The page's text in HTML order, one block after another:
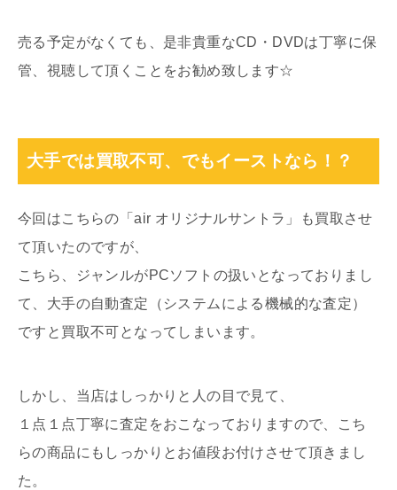
売る予定がなくても、是非貴重なCD・DVDは丁寧に保
管、視聴して頂くことをお勧め致します☆
大手では買取不可、でもイーストなら！？
今回はこちらの「air オリジナルサントラ」も買取させ
て頂いたのですが、
こちら、ジャンルがPCソフトの扱いとなっておりまし
て、大手の自動査定（システムによる機械的な査定）
ですと買取不可となってしまいます。
しかし、当店はしっかりと人の目で見て、
１点１点丁寧に査定をおこなっておりますので、こち
らの商品にもしっかりとお値段お付けさせて頂きまし
た。